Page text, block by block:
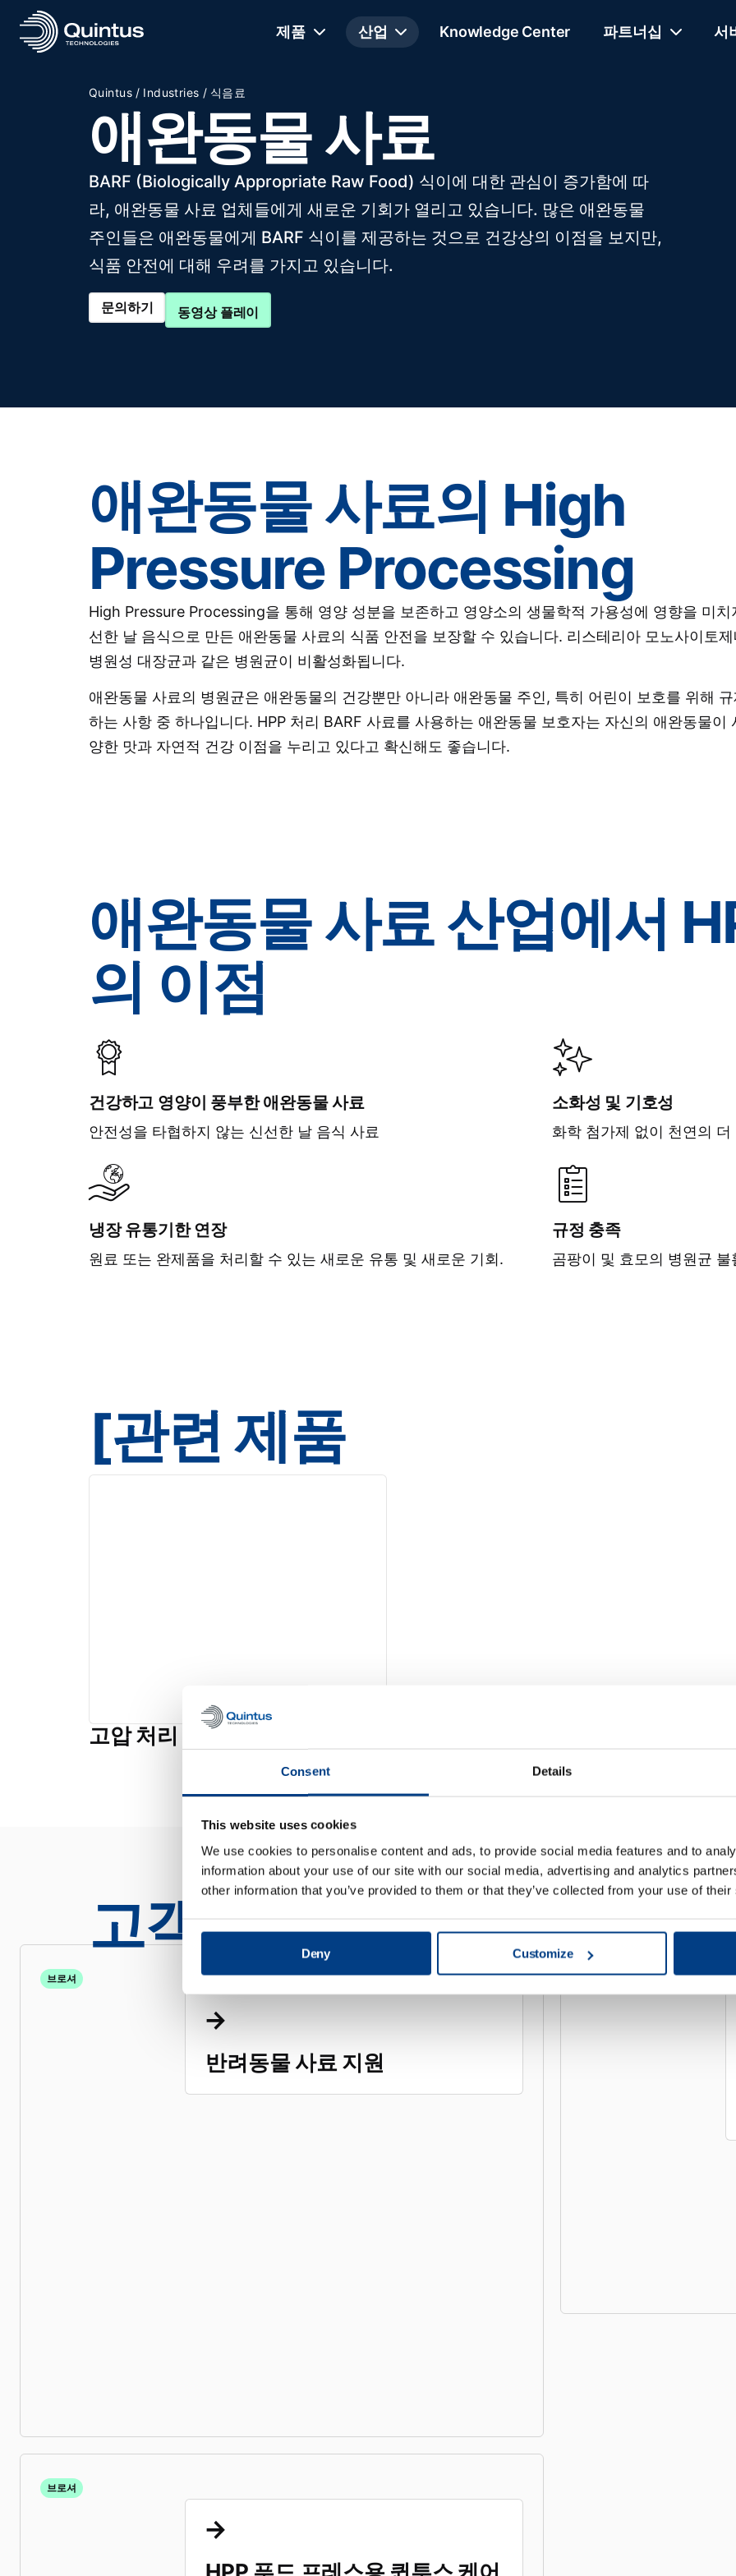
Consent Details
This website uses cookies
We use cookies to personalise content and ads, to provide social media features and to
information about your use of our site with our social media, advertising and analytics
other information that you’ve provided to them or that they’ve collected from your use of
Deny Customize
제품 산업 Knowledge Center 파트너십 서
Quintus / Industries / 식음료
애완동물 사료
BARF (Biologically Appropriate Raw Food) 식이에 대한 관심이 증가함에 따
라, 애완동물 사료 업체들에게 새로운 기회가 열리고 있습니다. 많은 애완동물
주인들은 애완동물에게 BARF 식이를 제공하는 것으로 건강상의 이점을 보지만,
식품 안전에 대해 우려를 가지고 있습니다.
문의하기 동영상 플레이
애완동물 사료의 High
Pressure Processing
High Pressure Processing을 통해 영양 성분을 보존하고 영양소의 생물학적 가용성에 영향을 미치
선한 날 음식으로 만든 애완동물 사료의 식품 안전을 보장할 수 있습니다. 리스테리아 모노사이토
병원성 대장균과 같은 병원균이 비활성화됩니다.
애완동물 사료의 병원균은 애완동물의 건강뿐만 아니라 애완동물 주인, 특히 어린이 보호를 위해
하는 사항 중 하나입니다. HPP 처리 BARF 사료를 사용하는 애완동물 보호자는 자신의 애완동물이
양한 맛과 자연적 건강 이점을 누리고 있다고 확신해도 좋습니다.
애완동물 사료 산업에서
의 이점
건강하고 영양이 풍부한 애완동물 사료
안전성을 타협하지 않는 신선한 날 음식 사료
소화성 및 기호성
화학 첨가제 없이 천연의
냉장 유통기한 연장
원료 또는 완제품을 처리할 수 있는 새로운 유통 및 새로운 기회.
규정 충족
곰팡이 및 효모의 병원균
[관련 제품
고압 처리 프레스
고객 지원 방법
브로셔
반려동물 사료 지원
WHITE PAPER
브로셔